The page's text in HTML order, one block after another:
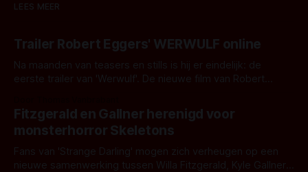
LEES MEER
Trailer Robert Eggers' WERWULF online
Na maanden van teasers en stills is hij er eindelijk: de
eerste trailer van 'Werwulf'. De nieuwe film van Robert
kille stijl vol folklore en mythe. Het topic deze keer is (kon
het het al raden?)... de weerwolf. Kijk je mee?
Fitzgerald en Gallner herenigd voor
monsterhorror Skeletons
Fans van 'Strange Darling' mogen zich verheugen op een
nieuwe samenwerking tussen Willa Fitzgerald, Kyle Gallner